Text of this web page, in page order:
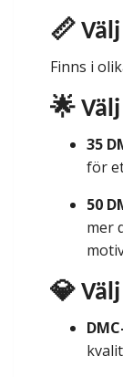
📏
Finns i
🌟
35
för
50
mer
💎